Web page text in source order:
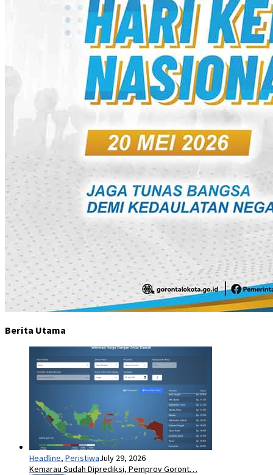
Berita Utama
Headline, PeristiwaJuly 29, 2026
Kemarau Sudah Diprediksi, Pemprov Goront…